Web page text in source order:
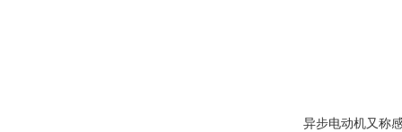
异步电动机又称